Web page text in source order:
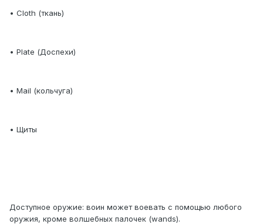
• Cloth (ткань)
• Plate (Доспехи)
• Mail (кольчуга)
• Щиты
Доступное оружие: воин может воевать с помощью любого
оружия, кроме волшебных палочек (wands).